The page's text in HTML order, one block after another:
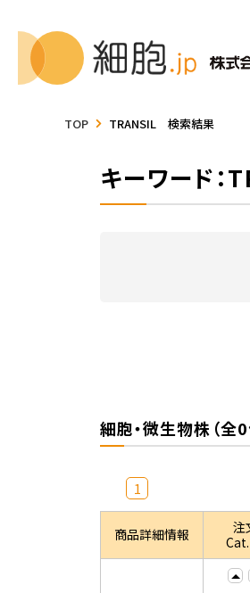
TOP TRANSIL 検索結果
キーワード：
細胞・微生物株（全0
1
商品詳細情報
注